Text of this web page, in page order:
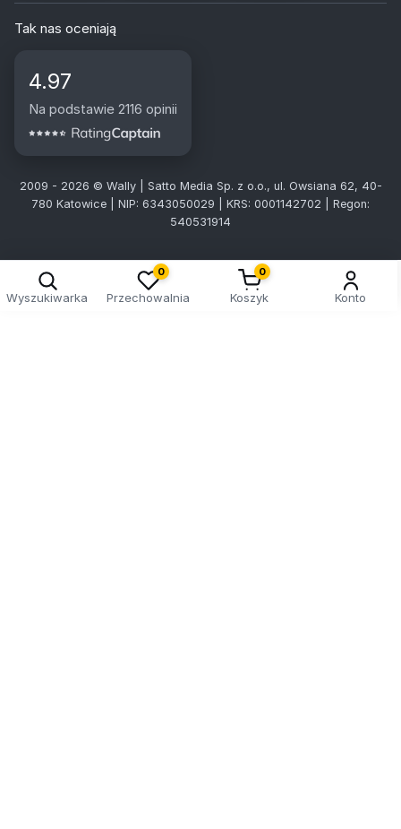
Tak nas oceniają
4.97
Na podstawie 2116 opinii
2009 - 2026 © Wally | Satto Media Sp. z o.o., ul. Owsiana 62, 40-
780 Katowice | NIP: 6343050029 | KRS: 0001142702 | Regon:
540531914
Wyszukiwarka
0
Przechowalnia
0
Koszyk Konto